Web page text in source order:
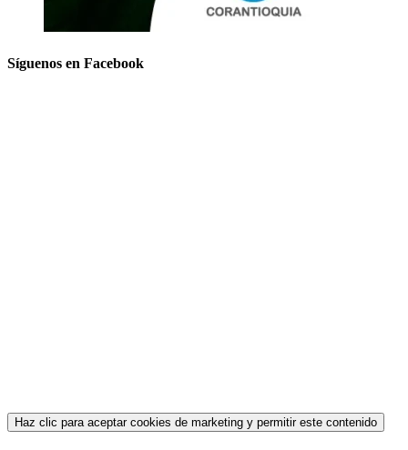
Síguenos en Facebook
Haz clic para aceptar cookies de marketing y permitir este contenido